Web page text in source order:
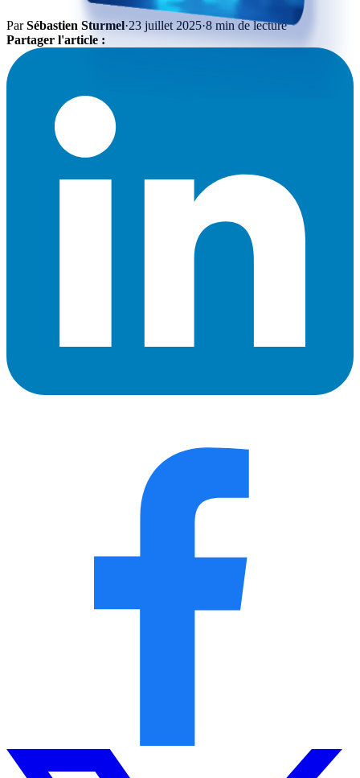
ParSébastien Sturmel·23 juillet 2025·8 min de lecture
Partager l'article :